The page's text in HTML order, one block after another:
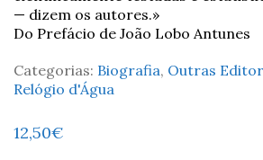
— dizem os autores.»
Do Prefácio de João Lobo Antunes
Categorias: Biografia, Outras
Relógio d'Água
12,50€